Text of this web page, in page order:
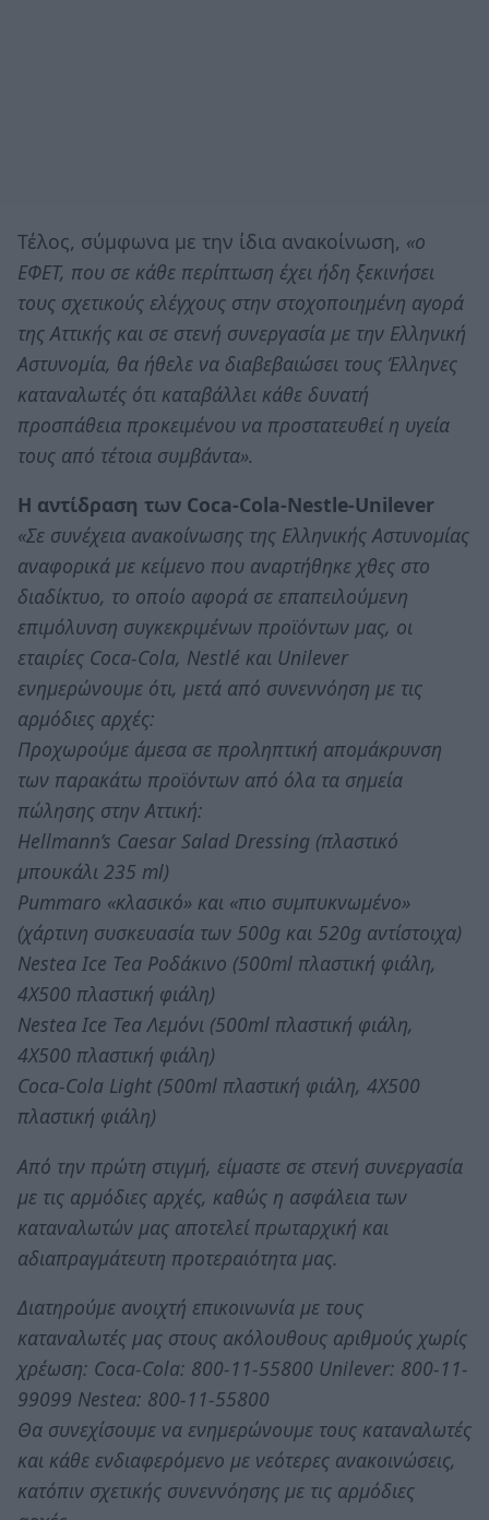
Τέλος, σύμφωνα με την ίδια ανακοίνωση, «ο
ΕΦΕΤ, που σε κάθε περίπτωση έχει ήδη ξεκινήσει
τους σχετικούς ελέγχους στην στοχοποιημένη αγορά
της Αττικής και σε στενή συνεργασία με την Ελληνική
Αστυνομία, θα ήθελε να διαβεβαιώσει τους Έλληνες
καταναλωτές ότι καταβάλλει κάθε δυνατή
προσπάθεια προκειμένου να προστατευθεί η υγεία
τους από τέτοια συμβάντα».
Η αντίδραση των Coca-Cola-Nestle-Unilever
«Σε συνέχεια ανακοίνωσης της Ελληνικής Αστυνομίας
αναφορικά με κείμενο που αναρτήθηκε χθες στο
διαδίκτυο, το οποίο αφορά σε επαπειλούμενη
επιμόλυνση συγκεκριμένων προϊόντων μας, οι
εταιρίες Coca-Cola, Nestlé και Unilever
ενημερώνουμε ότι, μετά από συνεννόηση με τις
αρμόδιες αρχές:
Προχωρούμε άμεσα σε προληπτική απομάκρυνση
των παρακάτω προϊόντων από όλα τα σημεία
πώλησης στην Αττική:
Hellmann’s Caesar Salad Dressing (πλαστικό
μπουκάλι 235 ml)
Pummaro «κλασικό» και «πιο συμπυκνωμένο»
(χάρτινη συσκευασία των 500g και 520g αντίστοιχα)
Nestea Ice Tea Ροδάκινο (500ml πλαστική φιάλη,
4Χ500 πλαστική φιάλη)
Nestea Ice Tea Λεμόνι (500ml πλαστική φιάλη,
4Χ500 πλαστική φιάλη)
Coca-Cola Light (500ml πλαστική φιάλη, 4Χ500
πλαστική φιάλη)
Από την πρώτη στιγμή, είμαστε σε στενή συνεργασία
με τις αρμόδιες αρχές, καθώς η ασφάλεια των
καταναλωτών μας αποτελεί πρωταρχική και
αδιαπραγμάτευτη προτεραιότητα μας.
Διατηρούμε ανοιχτή επικοινωνία με τους
καταναλωτές μας στους ακόλουθους αριθμούς χωρίς
χρέωση: Coca-Cola: 800-11-55800 Unilever: 800-11-
99099 Νestea: 800-11-55800
Θα συνεχίσουμε να ενημερώνουμε τους καταναλωτές
και κάθε ενδιαφερόμενο με νεότερες ανακοινώσεις,
κατόπιν σχετικής συνεννόησης με τις αρμόδιες